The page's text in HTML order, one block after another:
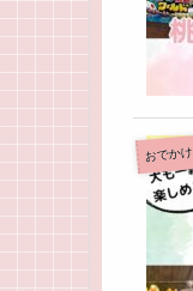
おでかけ